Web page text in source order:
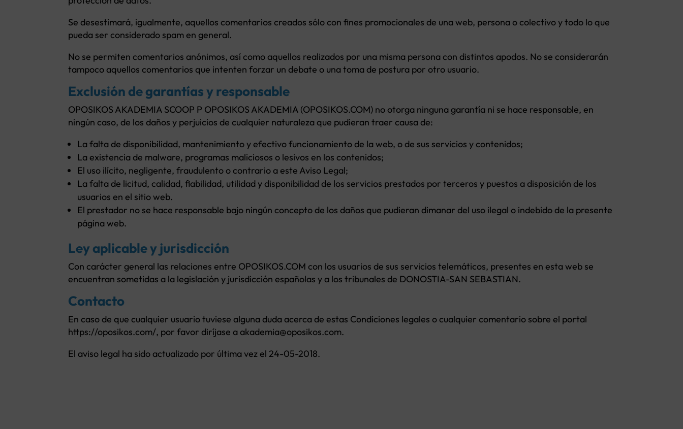
Se desestimará, igualmente, aquellos comentarios creados sólo con fines promocionales de una web, persona o colectivo y todo lo que
pueda ser considerado spam en general.
No se permiten comentarios anónimos, así como aquellos realizados por una misma persona con distintos apodos. No se considerarán
tampoco aquellos comentarios que intenten forzar un debate o una toma de postura por otro usuario.
Exclusión de garantías y responsable
OPOSIKOS AKADEMIA SCOOP P OPOSIKOS AKADEMIA (OPOSIKOS.COM) no otorga ninguna garantía ni se hace responsable, en
ningún caso, de los daños y perjuicios de cualquier naturaleza que pudieran traer causa de:
La falta de disponibilidad, mantenimiento y efectivo funcionamiento de la web, o de sus servicios y contenidos;
La existencia de malware, programas maliciosos o lesivos en los contenidos;
El uso ilícito, negligente, fraudulento o contrario a este Aviso Legal;
La falta de licitud, calidad, fiabilidad, utilidad y disponibilidad de los servicios prestados por terceros y puestos a disposición de los
usuarios en el sitio web.
El prestador no se hace responsable bajo ningún concepto de los daños que pudieran dimanar del uso ilegal o indebido de la presente
página web.
Ley aplicable y jurisdicción
Con carácter general las relaciones entre OPOSIKOS.COM con los usuarios de sus servicios telemáticos, presentes en esta web se
encuentran sometidas a la legislación y jurisdicción españolas y a los tribunales de DONOSTIA-SAN SEBASTIAN.
Contacto
En caso de que cualquier usuario tuviese alguna duda acerca de estas Condiciones legales o cualquier comentario sobre el portal
https://oposikos.com/, por favor diríjase a akademia@oposikos.com.
El aviso legal ha sido actualizado por última vez el 24-05-2018.